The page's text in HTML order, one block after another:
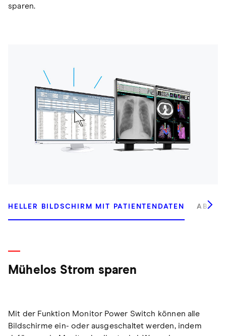
sparen.
HELLER BILDSCHIRM MIT PATIENTENDATEN
Mühelos Strom sparen
Mit der Funktion Monitor Power Switch können alle
Bildschirme ein- oder ausgeschaltet werden, indem